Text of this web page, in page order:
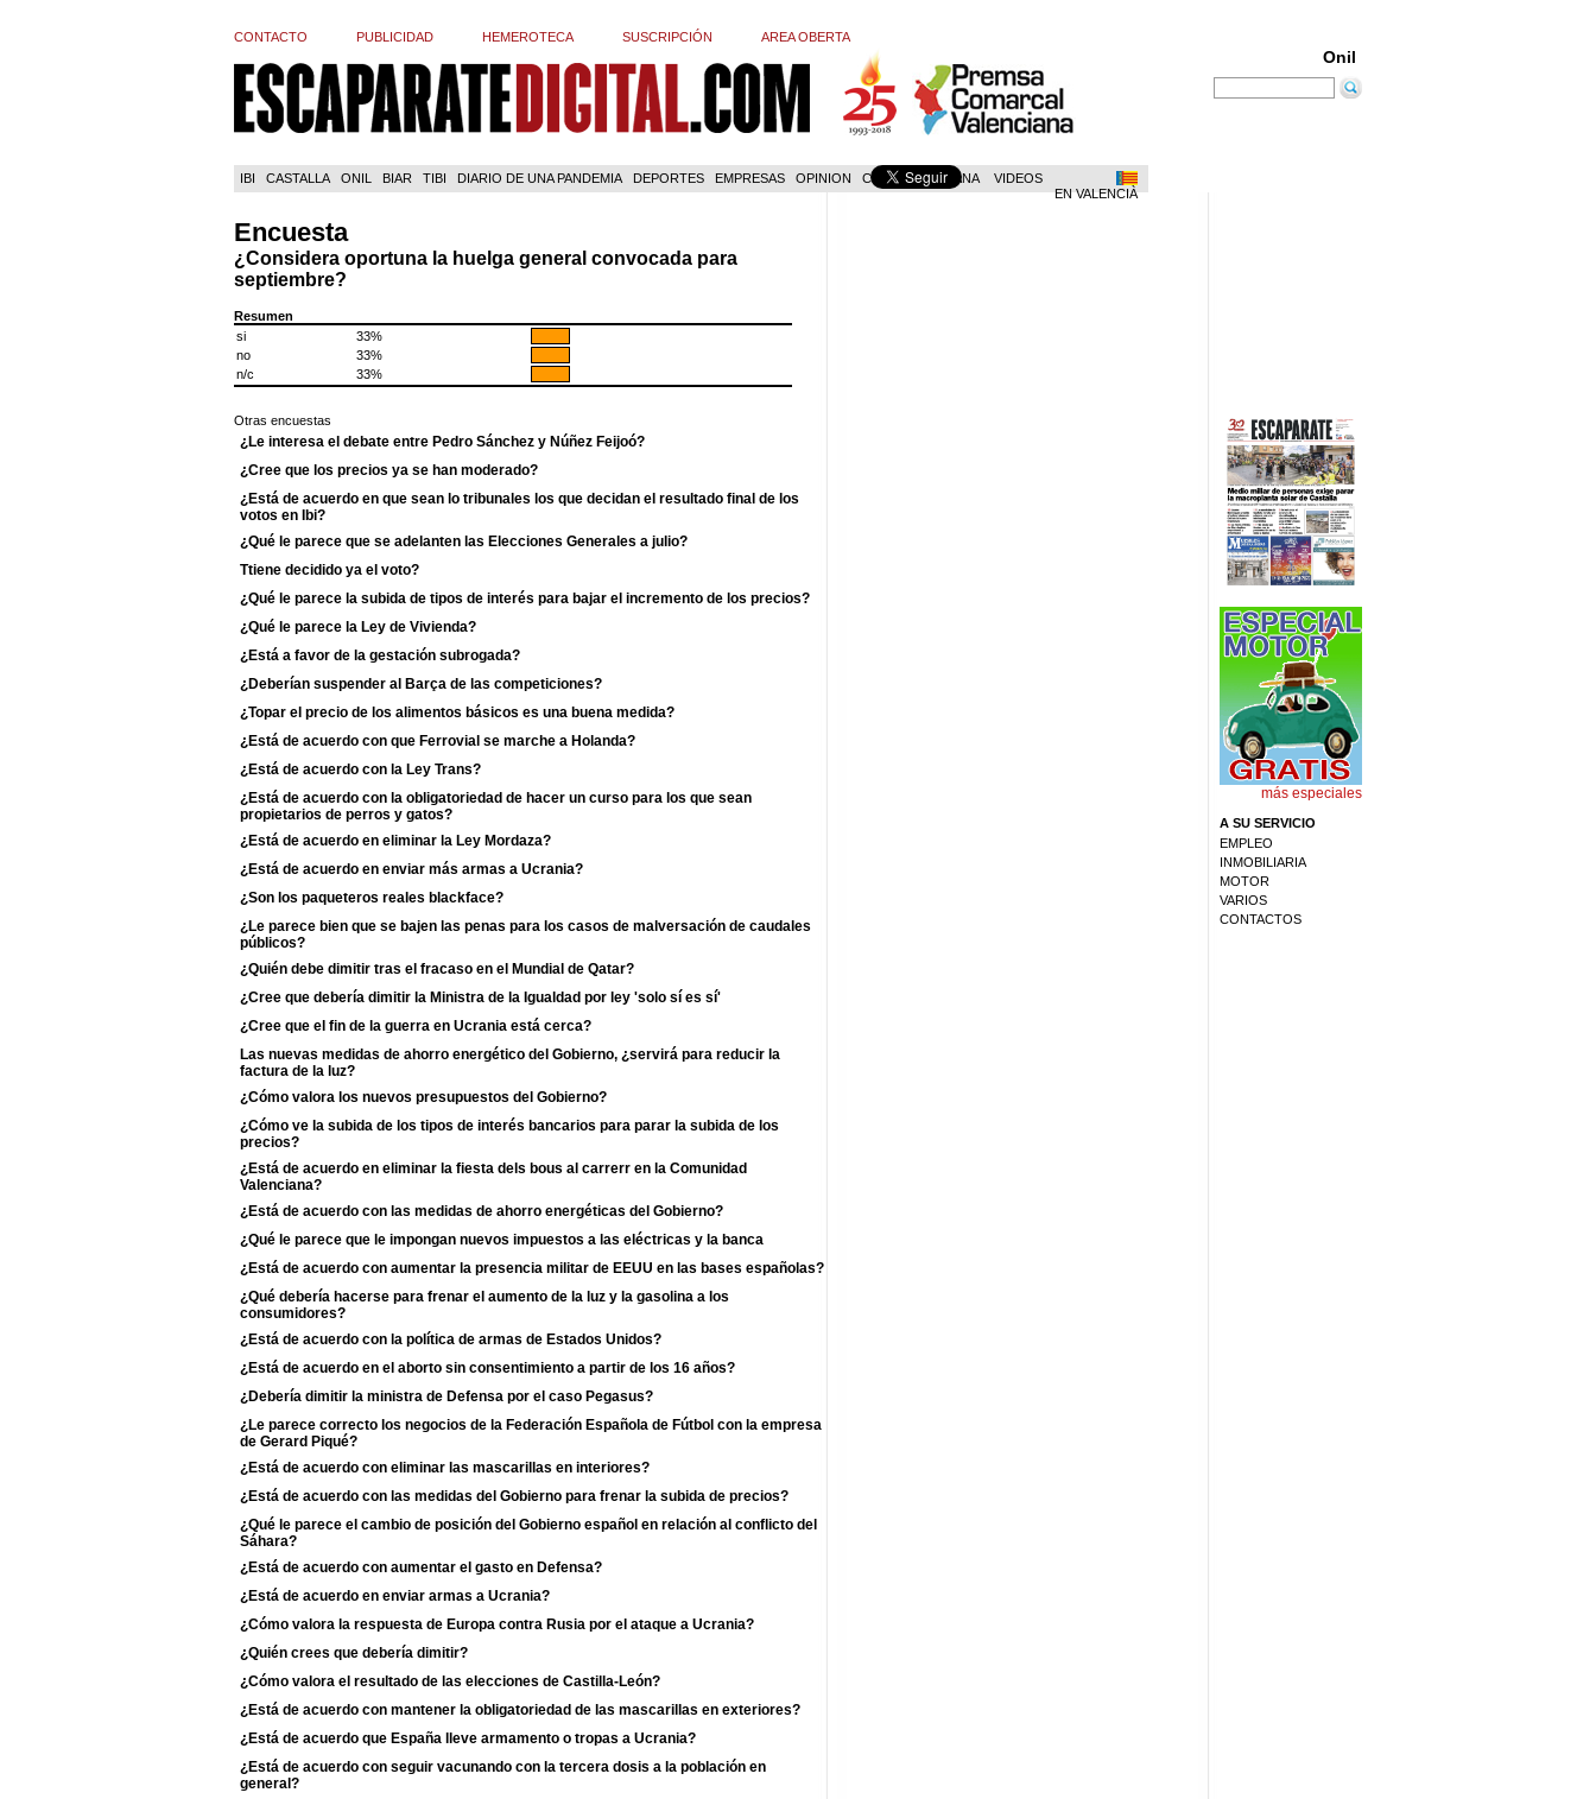
CONTACTO PUBLICIDAD HEMEROTECA SUSCRIPCIÓN AREA OBERTA
Onil
IBI CASTALLA ONIL BIAR TIBI DIARIO DE UNA PANDEMIA DEPORTES EMPRESAS OPINION COM. VALENCIANA
VIDEOS
EN VALENCIÀ
Encuesta
¿Considera oportuna la huelga general convocada para
septiembre?
Resumen
si
33%
no
33%
n/c
33%
Otras encuestas
¿Le interesa el debate entre Pedro Sánchez y Núñez Feijoó?
¿Cree que los precios ya se han moderado?
¿Está de acuerdo en que sean lo tribunales los que decidan el resultado final de los
votos en Ibi?
¿Qué le parece que se adelanten las Elecciones Generales a julio?
Ttiene decidido ya el voto?
¿Qué le parece la subida de tipos de interés para bajar el incremento de los precios?
¿Qué le parece la Ley de Vivienda?
¿Está a favor de la gestación subrogada?
¿Deberían suspender al Barça de las competiciones?
¿Topar el precio de los alimentos básicos es una buena medida?
¿Está de acuerdo con que Ferrovial se marche a Holanda?
¿Está de acuerdo con la Ley Trans?
¿Está de acuerdo con la obligatoriedad de hacer un curso para los que sean
propietarios de perros y gatos?
¿Está de acuerdo en eliminar la Ley Mordaza?
¿Está de acuerdo en enviar más armas a Ucrania?
¿Son los paqueteros reales blackface?
¿Le parece bien que se bajen las penas para los casos de malversación de caudales
públicos?
¿Quién debe dimitir tras el fracaso en el Mundial de Qatar?
¿Cree que debería dimitir la Ministra de la Igualdad por ley 'solo sí es sí'
¿Cree que el fin de la guerra en Ucrania está cerca?
Las nuevas medidas de ahorro energético del Gobierno, ¿servirá para reducir la
factura de la luz?
¿Cómo valora los nuevos presupuestos del Gobierno?
¿Cómo ve la subida de los tipos de interés bancarios para parar la subida de los
precios?
¿Está de acuerdo en eliminar la fiesta dels bous al carrerr en la Comunidad
Valenciana?
¿Está de acuerdo con las medidas de ahorro energéticas del Gobierno?
¿Qué le parece que le impongan nuevos impuestos a las eléctricas y la banca
¿Está de acuerdo con aumentar la presencia militar de EEUU en las bases españolas?
¿Qué debería hacerse para frenar el aumento de la luz y la gasolina a los
consumidores?
¿Está de acuerdo con la política de armas de Estados Unidos?
¿Está de acuerdo en el aborto sin consentimiento a partir de los 16 años?
¿Debería dimitir la ministra de Defensa por el caso Pegasus?
¿Le parece correcto los negocios de la Federación Española de Fútbol con la empresa
de Gerard Piqué?
¿Está de acuerdo con eliminar las mascarillas en interiores?
¿Está de acuerdo con las medidas del Gobierno para frenar la subida de precios?
¿Qué le parece el cambio de posición del Gobierno español en relación al conflicto del
Sáhara?
¿Está de acuerdo con aumentar el gasto en Defensa?
¿Está de acuerdo en enviar armas a Ucrania?
¿Cómo valora la respuesta de Europa contra Rusia por el ataque a Ucrania?
¿Quién crees que debería dimitir?
¿Cómo valora el resultado de las elecciones de Castilla-León?
¿Está de acuerdo con mantener la obligatoriedad de las mascarillas en exteriores?
¿Está de acuerdo que España lleve armamento o tropas a Ucrania?
¿Está de acuerdo con seguir vacunando con la tercera dosis a la población en
general?
más especiales
A SU SERVICIO
EMPLEO
INMOBILIARIA
MOTOR
VARIOS
CONTACTOS